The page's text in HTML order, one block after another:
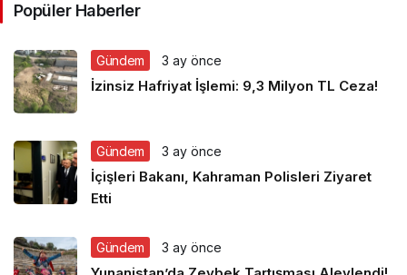
Popüler Haberler
Gündem 3 ay önce
İzinsiz Hafriyat İşlemi: 9,3 Milyon TL Ceza!
Gündem 3 ay önce
İçişleri Bakanı, Kahraman Polisleri Ziyaret
Etti
Gündem 3 ay önce